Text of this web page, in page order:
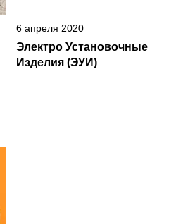
6 апреля 2020
Электро Установочные
Изделия (ЭУИ)